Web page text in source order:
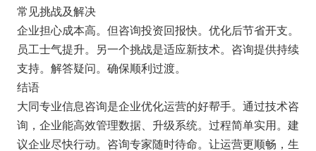
常见挑战及解决
企业担心成本高。但咨询投资回报快。优化后节省开支。
员工士气提升。另一个挑战是适应新技术。咨询提供持续
支持。解答疑问。确保顺利过渡。
结语
大同专业信息咨询是企业优化运营的好帮手。通过技术咨
询，企业能高效管理数据、升级系统。过程简单实用。建
议企业尽快行动。咨询专家随时待命。让运营更顺畅，生